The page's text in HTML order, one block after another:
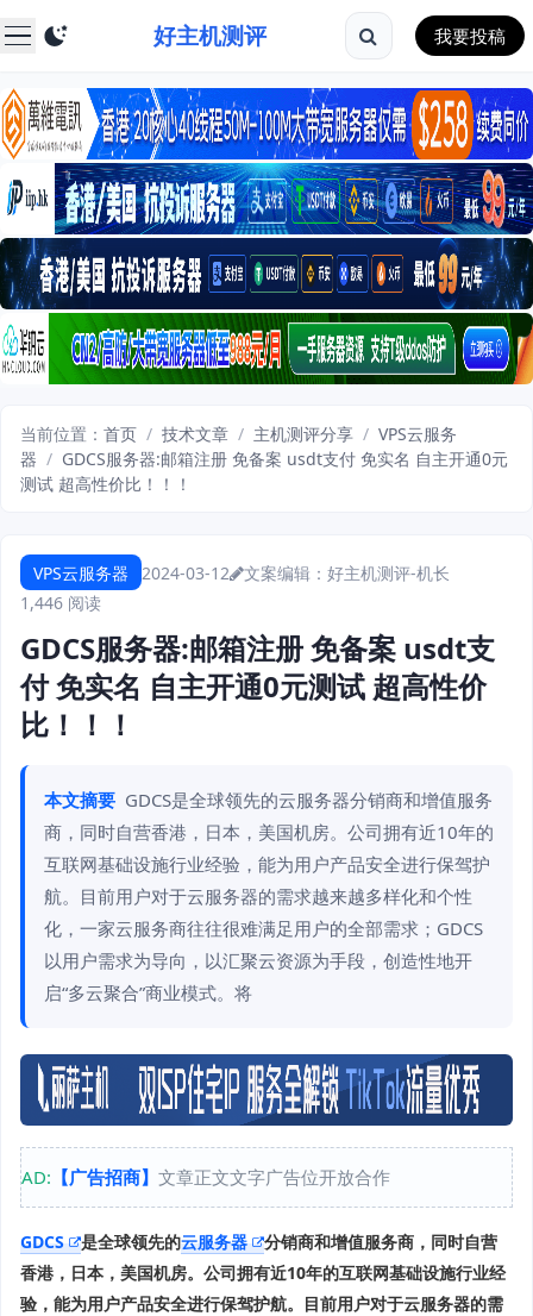
好主机测评 我要投稿
当前位置： 首页 / 技术文章 / 主机测评分享 / VPS云服务
器 / GDCS服务器:邮箱注册 免备案 usdt支付 免实名 自主开通0元
测试 超高性价比！！！
VPS云服务器 2024-03-12
文案编辑：好主机测评-机长
1,446 阅读
GDCS服务器:邮箱注册 免备案 usdt支
付 免实名 自主开通0元测试 超高性价
比！！！
本文摘要 GDCS是全球领先的云服务器分销商和增值服务
商，同时自营香港，日本，美国机房。公司拥有近10年的
互联网基础设施行业经验，能为用户产品安全进行保驾护
航。目前用户对于云服务器的需求越来越多样化和个性
化，一家云服务商往往很难满足用户的全部需求；GDCS
以用户需求为导向，以汇聚云资源为手段，创造性地开
启“多云聚合”商业模式。将
AD: 【广告招商】 文章正文文字广告位开放合作
GDCS 是全球领先的云服务器 分销商和增值服务商 ， 同时自营
香港，日本，美国机房。 公司拥有近10年的互联网基础设施行业经
验 ， 能为用户产品安全进行保驾护航。目前用户对于云服务器的需